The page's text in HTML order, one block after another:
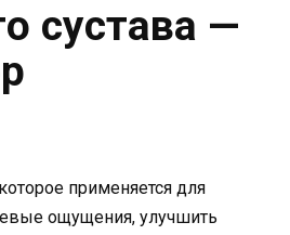
сустава —
применяется для
ощущения, улучшить